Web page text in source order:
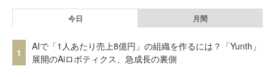
今日 月間
1
AIで「1人あたり売上8億円」の組織を作るには？「Yunth」
展開のAiロボティクス、急成長の裏側